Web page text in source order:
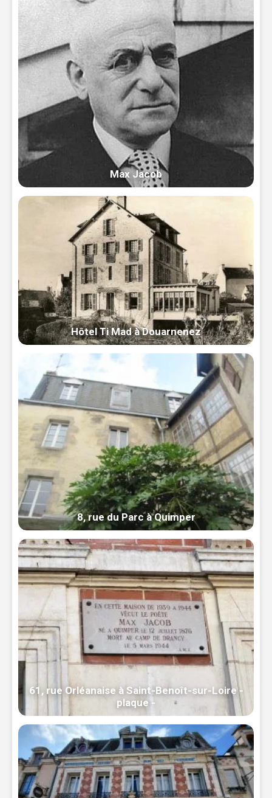
Max Jacob
Hôtel Ti Mad à Douarnenez
8, rue du Parc à Quimper
61, rue Orléanaise à Saint-Benoît-sur-Loire -
plaque -